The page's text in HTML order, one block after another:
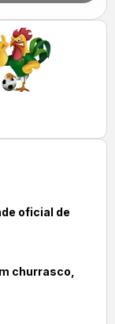
oficial de
churrasco,